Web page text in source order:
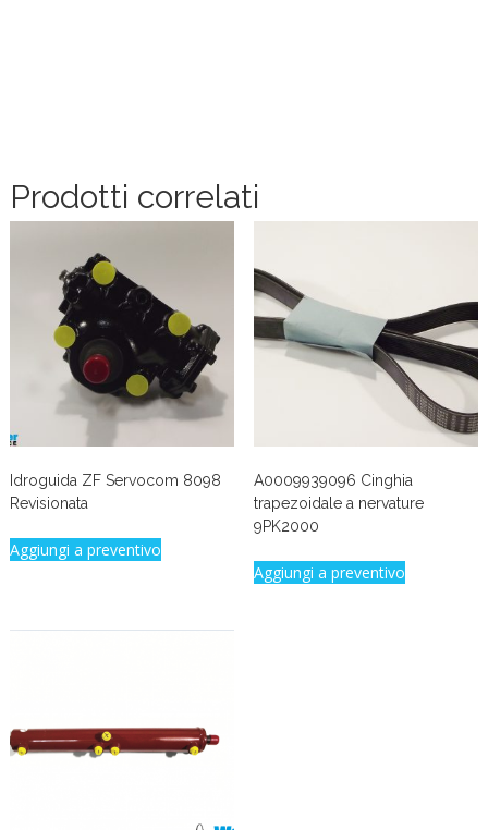
Prodotti correlati
Idroguida ZF Servocom 8098
Revisionata
Aggiungi a preventivo
A0009939096 Cinghia
trapezoidale a nervature
9PK2000
Aggiungi a preventivo